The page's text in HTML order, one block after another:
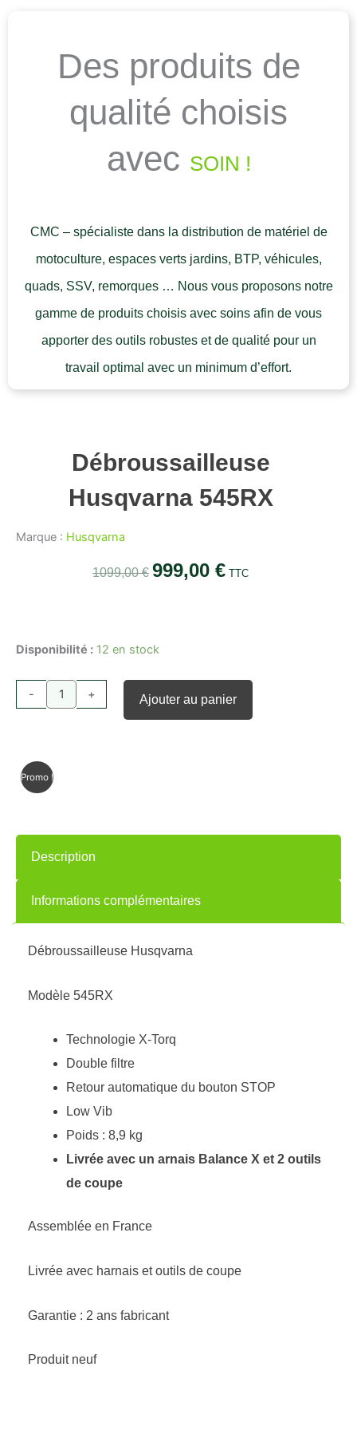
Des produits de
qualité choisis
avec SOIN !
CMC – spécialiste dans la distribution de matériel de
motoculture, espaces verts jardins, BTP, véhicules,
quads, SSV, remorques … Nous vous proposons notre
gamme de produits choisis avec soins afin de vous
apporter des outils robustes et de qualité pour un
travail optimal avec un minimum d’effort.
Promo !
Débroussailleuse
Husqvarna 545RX
Marque : Husqvarna
1099,00€ Le
999,00 €Le
TTC
Disponibilité : 12 en stock
-
Débroussailleuse
545RX
+ Ajouter au panier
Description
Informations complémentaires
Débroussailleuse Husqvarna
Modèle 545RX
Technologie X-Torq
Double filtre
Retour automatique du bouton STOP
Low Vib
Poids : 8,9 kg
Livrée avec un arnais Balance X et 2 outils
de coupe
Assemblée en France
Livrée avec harnais et outils de coupe
Garantie : 2 ans fabricant
Produit neuf